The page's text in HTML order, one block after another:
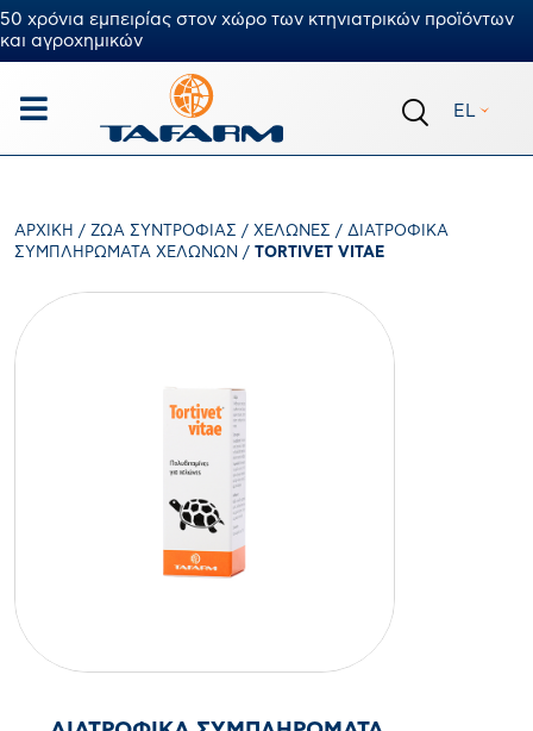
50 χρόνια εμπειρίας στον χώρο των κτηνιατρικών προϊόντων
και αγροχημικών
EL
ΑΡΧΙΚΉ / ΖΏΑ ΣΥΝΤΡΟΦΙΆΣ / ΧΕΛΏΝΕΣ / ΔΙΑΤΡΟΦΙΚΆ
ΣΥΜΠΛΗΡΏΜΑΤΑ ΧΕΛΏΝΩΝ / TORTIVET VITAE